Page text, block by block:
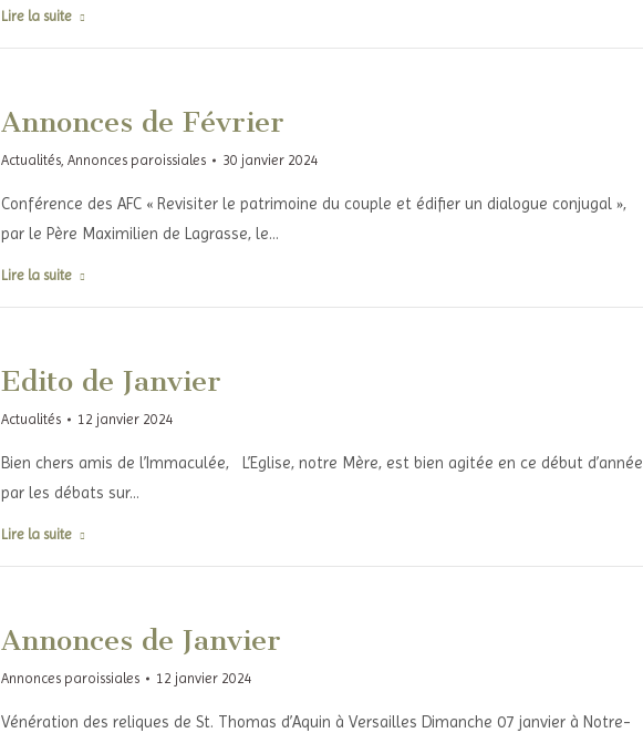
Lire la suite
Annonces de Février
Actualités, Annonces paroissiales 30 janvier 2024
Conférence des AFC « Revisiter le patrimoine du couple et édifier un dialogue conjugal »,
par le Père Maximilien de Lagrasse, le…
Lire la suite
Edito de Janvier
Actualités 12 janvier 2024
Bien chers amis de l’Immaculée, L’Eglise, notre Mère, est bien agitée en ce début d’année
par les débats sur…
Lire la suite
Annonces de Janvier
Annonces paroissiales 12 janvier 2024
Vénération des reliques de St. Thomas d’Aquin à Versailles Dimanche 07 janvier à Notre-